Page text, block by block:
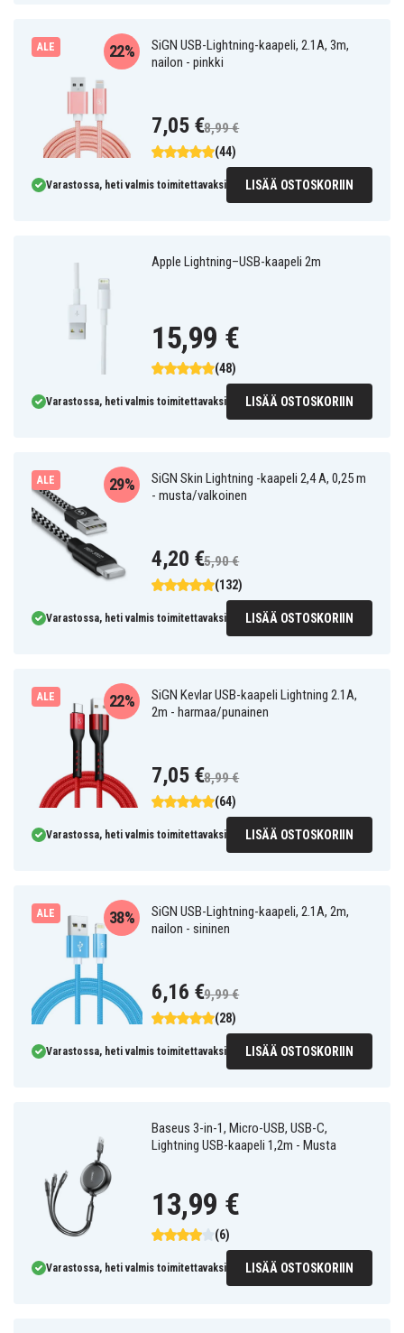
ALE
SiGN USB-Lightning-kaapeli, 2.1A, 3m,
nailon - pinkki
(44)
22%
7,05 €8,99 €
Varastossa, heti valmis toimitettavaksi LISÄÄ OSTOSKORIIN
Apple Lightning–USB-kaapeli 2m
(48)
15,99 €
Varastossa, heti valmis toimitettavaksi LISÄÄ OSTOSKORIIN
ALE
SiGN Skin Lightning -kaapeli 2,4 A, 0,25 m
- musta/valkoinen
(132)
29%
4,20 €5,90 €
Varastossa, heti valmis toimitettavaksi LISÄÄ OSTOSKORIIN
ALE
SiGN Kevlar USB-kaapeli Lightning 2.1A,
2m - harmaa/punainen
(64)
22%
7,05 €8,99 €
Varastossa, heti valmis toimitettavaksi LISÄÄ OSTOSKORIIN
ALE
SiGN USB-Lightning-kaapeli, 2.1A, 2m,
nailon - sininen
(28)
38%
6,16 €9,99 €
Varastossa, heti valmis toimitettavaksi LISÄÄ OSTOSKORIIN
Baseus 3-in-1, Micro-USB, USB-C,
Lightning USB-kaapeli 1,2m - Musta
(6)
13,99 €
Varastossa, heti valmis toimitettavaksi LISÄÄ OSTOSKORIIN